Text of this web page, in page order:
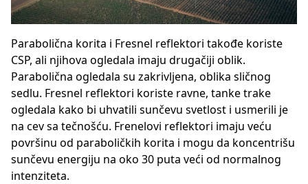
Parabolična korita i Fresnel reflektori takođe koriste
CSP, ali njihova ogledala imaju drugačiji oblik.
Parabolična ogledala su zakrivljena, oblika sličnog
sedlu. Fresnel reflektori koriste ravne, tanke trake
ogledala kako bi uhvatili sunčevu svetlost i usmerili je
na cev sa tečnošću. Frenelovi reflektori imaju veću
površinu od paraboličkih korita i mogu da koncentrišu
sunčevu energiju na oko 30 puta veći od normalnog
intenziteta.